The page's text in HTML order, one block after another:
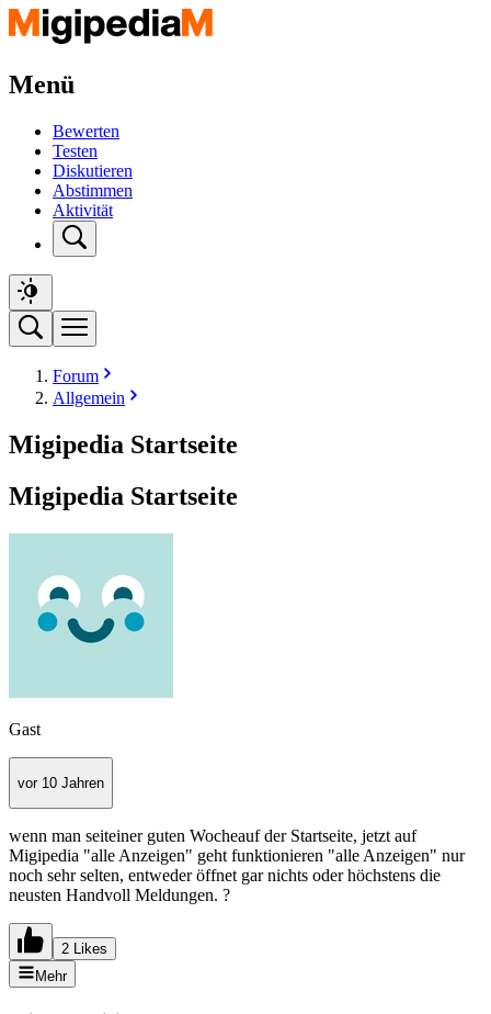
Menü
Bewerten
Testen
Diskutieren
Abstimmen
Aktivität
Forum
Allgemein
Migipedia Startseite
Migipedia Startseite
Gast
vor 10 Jahren
wenn man seiteiner guten Wocheauf der Startseite, jetzt auf
Migipedia "alle Anzeigen" geht funktionieren "alle Anzeigen" nur
noch sehr selten, entweder öffnet gar nichts oder höchstens die
neusten Handvoll Meldungen. ?
2 Likes
Mehr